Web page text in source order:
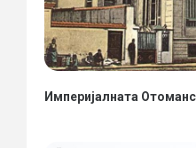
Империјалната